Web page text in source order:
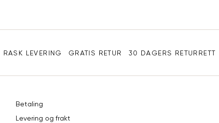
Sidebunn
RASK LEVERING GRATIS RETUR 30 DAGERS RETURRETT
Betaling
Levering og frakt